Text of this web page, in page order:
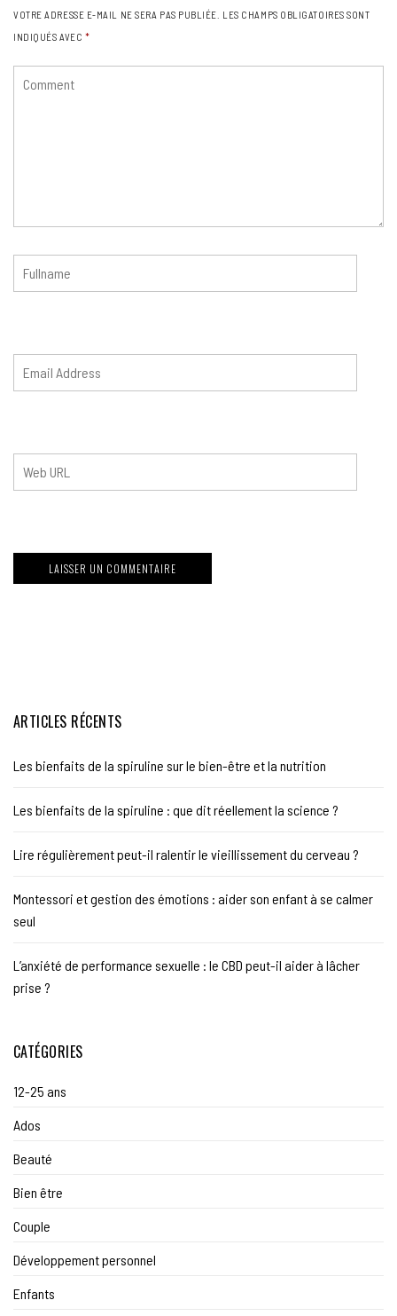
VOTRE ADRESSE E-MAIL NE SERA PAS PUBLIÉE.
LES CHAMPS OBLIGATOIRES SONT
INDIQUÉS AVEC *
ARTICLES RÉCENTS
Les bienfaits de la spiruline sur le bien-être et la nutrition
Les bienfaits de la spiruline : que dit réellement la science ?
Lire régulièrement peut-il ralentir le vieillissement du cerveau ?
Montessori et gestion des émotions : aider son enfant à se calmer
seul
L’anxiété de performance sexuelle : le CBD peut-il aider à lâcher
prise ?
CATÉGORIES
12-25 ans
Ados
Beauté
Bien être
Couple
Développement personnel
Enfants